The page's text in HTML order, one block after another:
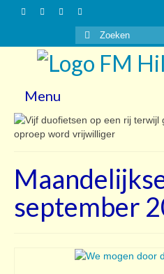
Zoeken
naar:
Menu
Nieuws
Vrijwilligers
Over ons
Steun ons!
september